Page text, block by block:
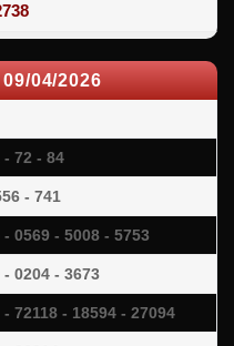
09/04/2026
- 72 - 84
- 741
0569 - 5008 - 5753
0204 - 3673
72118 - 18594 - 27094